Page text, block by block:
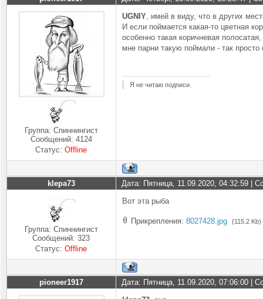
Группа: Спиннингист
Сообщений: 4124
Статус:Offline
UGNIY, имей в виду, что в других
И если поймается какая-то цветная
особенно такая коричневая
мне парни такую поймали - так
Я не читаю подписи.
klepa73 Дата: Пятница, 11.09.2020, 04:32:59 |
Группа: Спиннингист
Сообщений:323
Статус:Offline
Вот эта рыба
Прикрепления: 8027428.jpg (115.2 Kb)
pioneer1917 Дата: Пятница, 11.09.2020, 07:06:00 |